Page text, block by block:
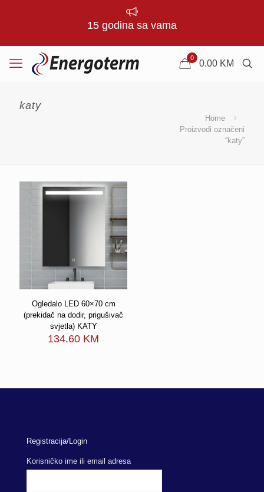
15 godina sa vama
0
0.00 KM
katy
Home
Proizvodi označeni
“katy”
Ogledalo LED 60×70 cm
(prekidač na dodir, prigušivač
svjetla) KATY
134.60 KM
Registracija/Login
Korisničko ime ili email adresa